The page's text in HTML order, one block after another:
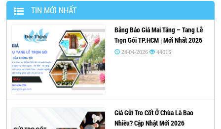
TIN MỚI NHẤT
Bảng Báo Giá Mai Táng – Tang Lễ
Trọn Gói TP.HCM | Mới Nhất 2026
28-04-2026 44015
Giá Gửi Tro Cốt Ở Chùa Là Bao
Nhiêu? Cập Nhật Mới 2026